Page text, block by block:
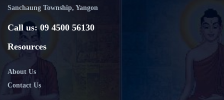
Sanchaung Township, Yangon
Call us: 09 4500 56130
Resources
About Us
Contact Us